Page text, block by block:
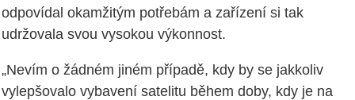
odpovídal okamžitým potřebám a zařízení si tak
udržovala svou vysokou výkonnost.
„Nevím o žádném jiném případě, kdy by se jakkoliv
vylepšovalo vybavení satelitu během doby, kdy je na